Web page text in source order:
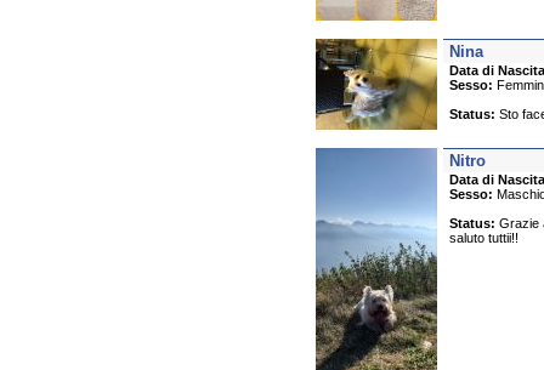
Nina
Data di
Sesso:
Status: Sto
Nitro
Data di
Sesso:
Status: Grazie
saluto tuttii!!